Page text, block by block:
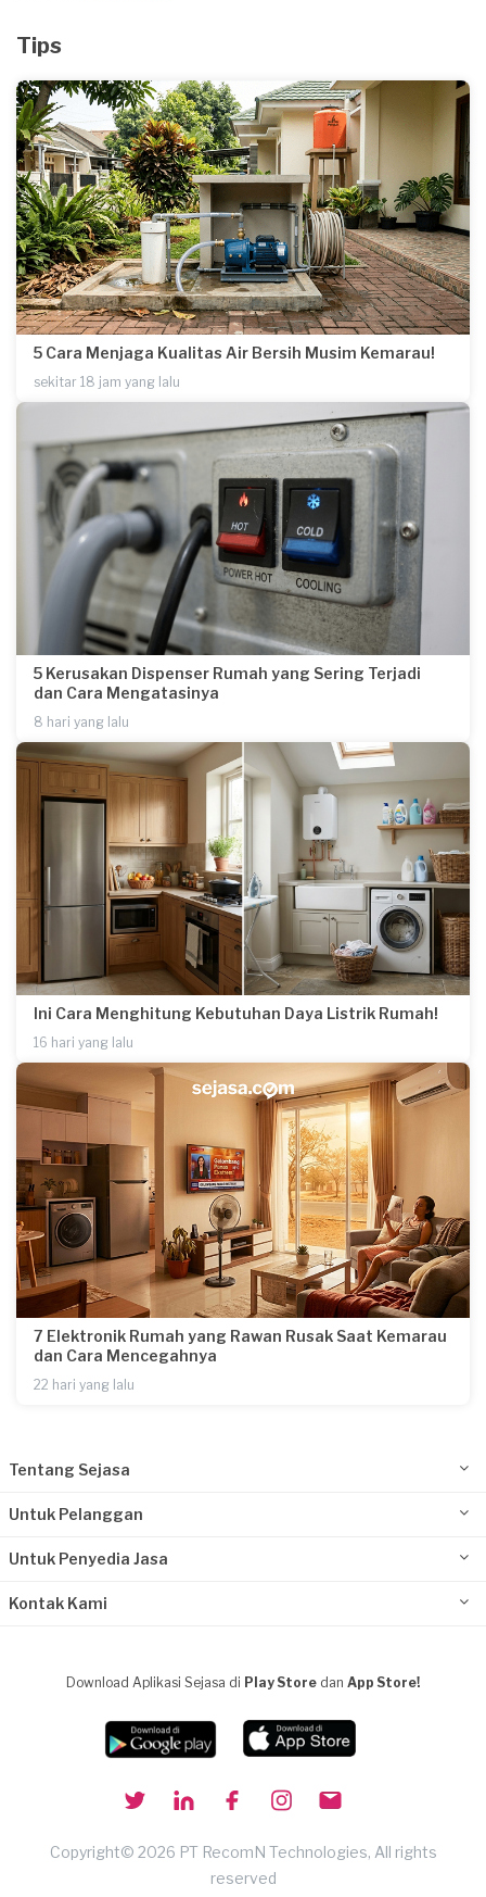
Tips
5 Cara Menjaga Kualitas Air Bersih Musim Kemarau!
sekitar 18 jam yang lalu
5 Kerusakan Dispenser Rumah yang Sering Terjadi
dan Cara Mengatasinya
8 hari yang lalu
Ini Cara Menghitung Kebutuhan Daya Listrik Rumah!
16 hari yang lalu
7 Elektronik Rumah yang Rawan Rusak Saat Kemarau
dan Cara Mencegahnya
22 hari yang lalu
Tentang Sejasa
Untuk Pelanggan
Untuk Penyedia Jasa
Kontak Kami
Download Aplikasi Sejasa di Play Store dan App Store!
Copyright© 2026 PT RecomN Technologies, All rights
reserved